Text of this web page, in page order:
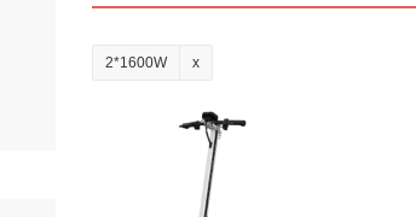
2*1600W